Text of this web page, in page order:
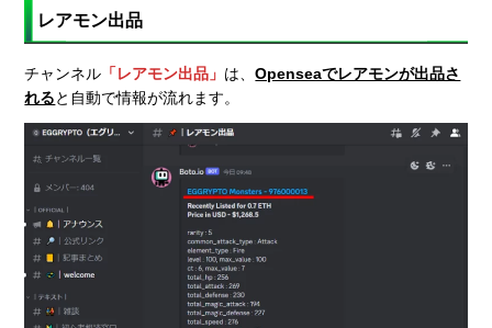
レアモン出品
チャンネル 「レアモン出品」 は、Openseaでレアモンが出品さ
れると自動で情報が流れます。